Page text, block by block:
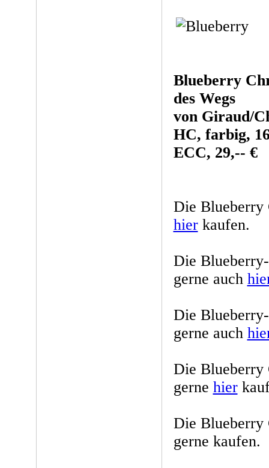
Blueberry
des Wegs
von Giraud/
HC, farbig,
ECC, 29,-- €
Die Blueberry
hierkaufen.
Die
gerne auch
Die
gerne auch
Die Blueberry
gerne hier
Die Blueberry
gerne kaufen.